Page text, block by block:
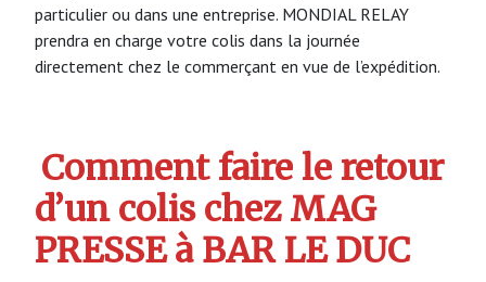
particulier ou dans une entreprise. MONDIAL RELAY
prendra en charge votre colis dans la journée
directement chez le commerçant en vue de l’expédition.
Comment faire le retour
d’un colis chez MAG
PRESSE à BAR LE DUC